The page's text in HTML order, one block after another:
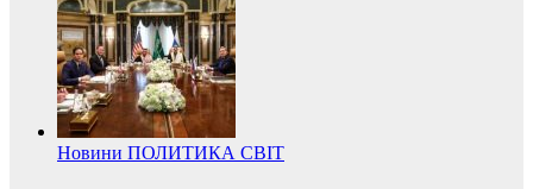
Новини ПОЛИТИКА СВІТ